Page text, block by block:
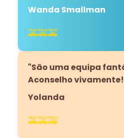
Wanda Smallman
🚕🚕🚕
"São uma equipa
Aconselho
Yolanda
🚕🚕🚕